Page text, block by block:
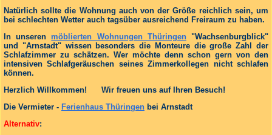
Natürlich sollte die Wohnung auch von der Größe reichlich sein, um
bei schlechten Wetter auch tagsüber ausreichend Freiraum zu haben.
In unserenmöblierten Wohnungen Thüringen"Wachsenburgblick"
und "Arnstadt" wissen besonders die Monteure die große Zahl der
Schlafzimmer zu schätzen. Wer möchte denn schon gern von den
intensiven Schlafgeräuschen seines Zimmerkollegen nicht schlafen
können.
Herzlich Willkommen! Wir freuen uns auf Ihren Besuch!
Die Vermieter - Ferienhaus Thüringen bei Arnstadt
Alternativ: